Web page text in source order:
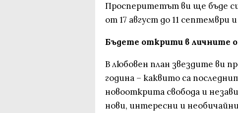
Просперитетът ви ще бъде
от 17 август до 11
Бъдете открити в личните
В любовен план звездите ви
година – каквито са
новооткрита свобода и
нови, интересни и